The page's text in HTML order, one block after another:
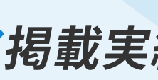
掲載